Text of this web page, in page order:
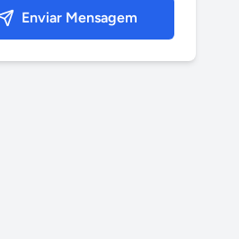
Enviar Mensagem